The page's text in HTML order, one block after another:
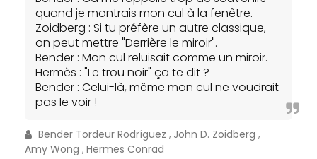
quand je montrais mon cul à la fenêtre.
Zoidberg : Si tu préfère un autre classique,
on peut mettre "Derrière le miroir".
Bender : Mon cul reluisait comme un miroir.
Hermès : "Le trou noir" ça te dit ?
Bender : Celui-là, même mon cul ne voudrait
pas le voir !
Bender Tordeur Rodríguez , John D. Zoidberg ,
Amy Wong , Hermes Conrad